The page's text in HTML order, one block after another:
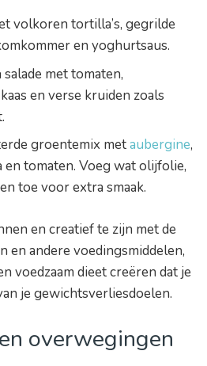
volkoren tortilla’s, gegrilde
en yoghurtsaus.
met tomaten,
en verse kruiden zoals
groentemix metaubergine,
tomaten. Voeg wat olijfolie,
toe voor extra smaak.
en creatief te zijn met de
en andere voedingsmiddelen,
voedzaam dieet creëren dat je
je gewichtsverliesdoelen.
overwegingen